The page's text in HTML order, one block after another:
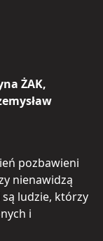
ŻAK,
pozbawieni
nienawidzą
ludzie, którzy
i